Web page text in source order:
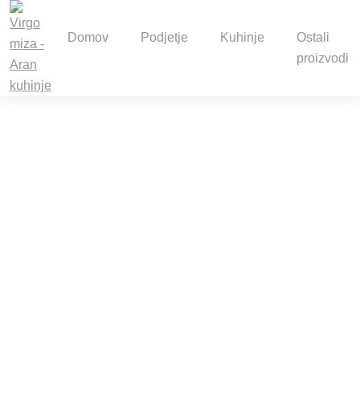
Domov Podjetje Kuhinje
Ostali
proizvodi